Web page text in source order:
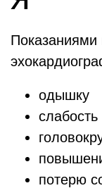
одышку
слабость
потерю